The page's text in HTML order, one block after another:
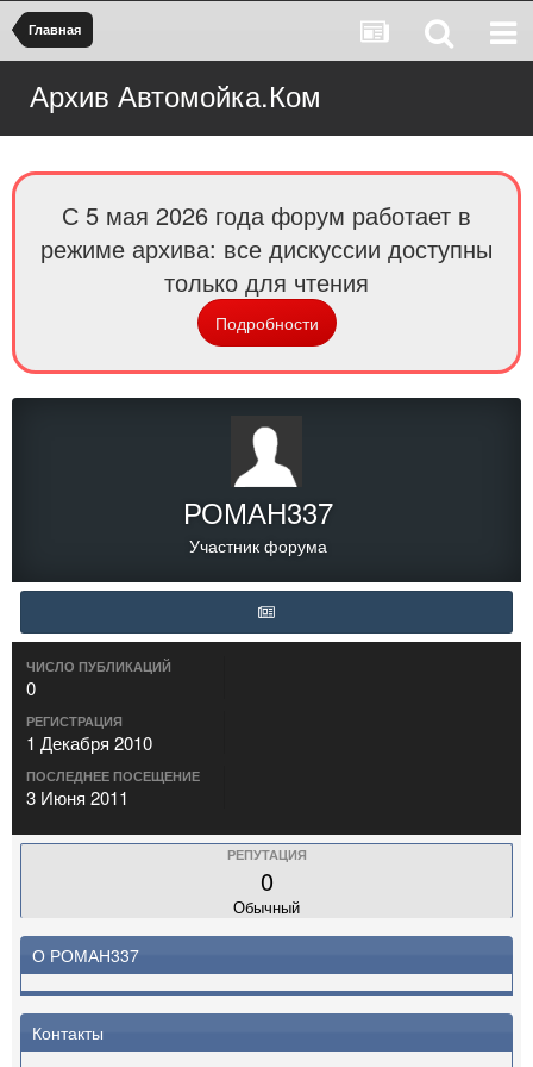
Главная
Архив Автомойка.Ком
С 5 мая 2026 года форум работает в
режиме архива: все дискуссии доступны
только для чтения
Подробности
РОМАН337
Участник форума
ЧИСЛО ПУБЛИКАЦИЙ
0
РЕГИСТРАЦИЯ
1 Декабря 2010
ПОСЛЕДНЕЕ ПОСЕЩЕНИЕ
3 Июня 2011
РЕПУТАЦИЯ
0
Обычный
О РОМАН337
Контакты